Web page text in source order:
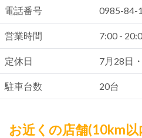
電話番号 0985-84-
営業時間 7:00 -
定休日 7月28日
駐車台数 20台
お近くの店舗(10km以